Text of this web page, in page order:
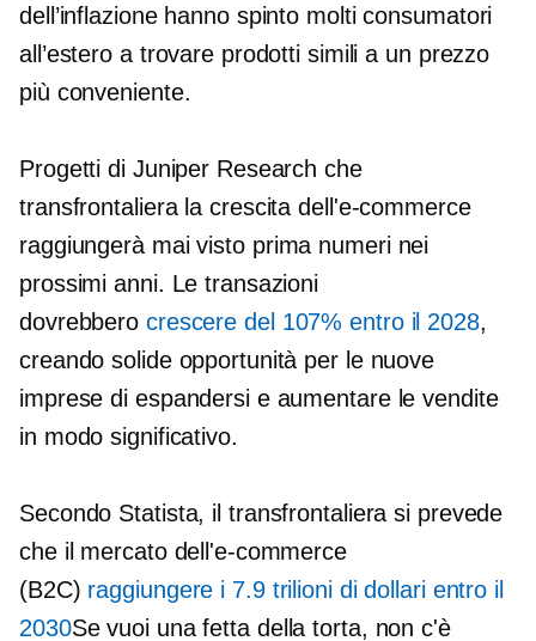
dell’inflazione hanno spinto molti consumatori
all’estero a trovare prodotti simili a un prezzo
più conveniente.
Progetti di Juniper Research che
transfrontalierala crescita dell'e-commerce
raggiungerà mai visto prima numeri nei
prossimi anni. Le transazioni
dovrebbero crescere del 107% entro il 2028,
creando solide opportunità per le nuove
imprese di espandersi e aumentare le vendite
in modo significativo.
Secondo Statista, il transfrontaliera si prevede
che il mercato dell'e-commerce
(B2C) raggiungere i 7.9 trilioni di dollari entro il
2030Se vuoi una fetta della torta, non c'è